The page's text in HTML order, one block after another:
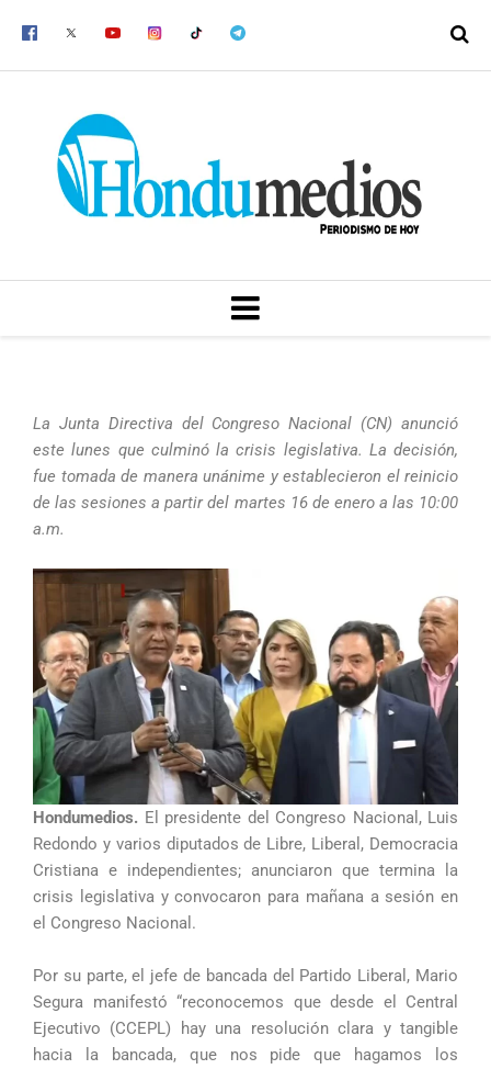
MENU
La Junta Directiva del Congreso Nacional (CN) anunció
este lunes que culminó la crisis legislativa. La decisión,
fue tomada de manera unánime y establecieron el reinicio
de las sesiones a partir del martes 16 de enero a las 10:00
a.m.
Hondumedios. El presidente del Congreso Nacional, Luis
Redondo y varios diputados de Libre, Liberal, Democracia
Cristiana e independientes; anunciaron que termina la
crisis legislativa y convocaron para mañana a sesión en
el Congreso Nacional.
Por su parte, el jefe de bancada del Partido Liberal, Mario
Segura manifestó “reconocemos que desde el Central
Ejecutivo (CCEPL) hay una resolución clara y tangible
hacia la bancada, que nos pide que hagamos los